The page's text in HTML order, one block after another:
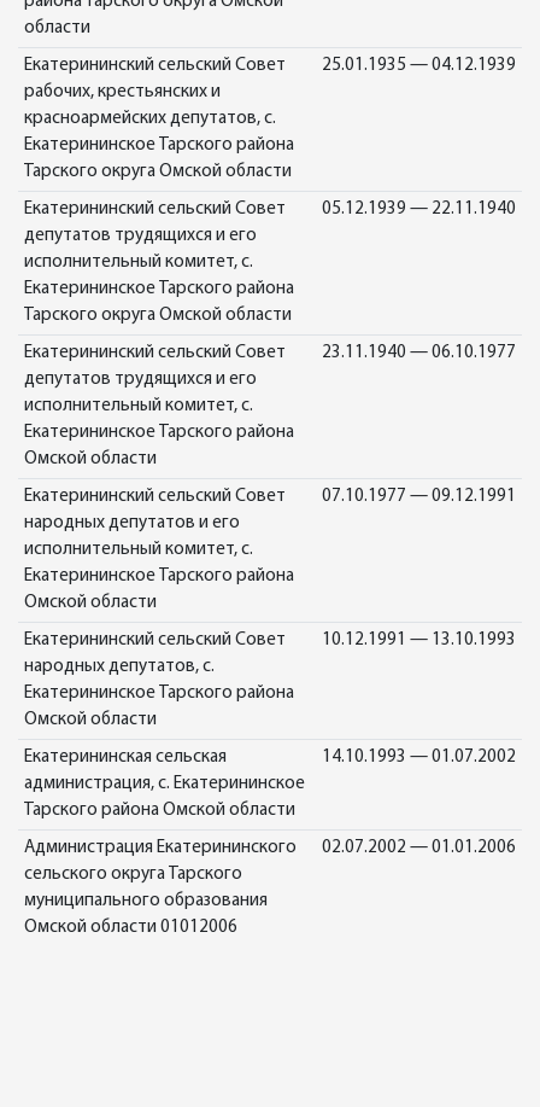
области
Екатерининский сельский Совет
рабочих, крестьянских и
красноармейских депутатов, с.
Екатерининское Тарского района
Тарского округа Омской области
25.01.1935 — 04.12.1939
Екатерининский сельский Совет
депутатов трудящихся и его
исполнительный комитет, с.
Екатерининское Тарского района
Тарского округа Омской области
05.12.1939 — 22.11.1940
Екатерининский сельский Совет
депутатов трудящихся и его
исполнительный комитет, с.
Екатерининское Тарского района
Омской области
23.11.1940 — 06.10.1977
Екатерининский сельский Совет
народных депутатов и его
исполнительный комитет, с.
Екатерининское Тарского района
Омской области
07.10.1977 — 09.12.1991
Екатерининский сельский Совет
народных депутатов, с.
Екатерининское Тарского района
Омской области
10.12.1991 — 13.10.1993
Екатерининская сельская
администрация, с. Екатерининское
Тарского района Омской области
14.10.1993 — 01.07.2002
Администрация Екатерининского
сельского округа Тарского
муниципального образования
Омской области 01012006
02.07.2002 — 01.01.2006